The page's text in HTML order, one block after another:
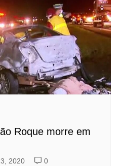
Roque morre em
2020 0